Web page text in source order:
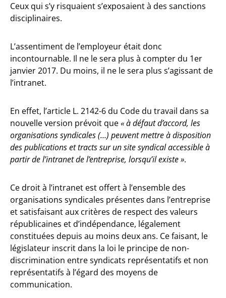
Ceux qui s’y risquaient s’exposaient à des sanctions
disciplinaires.
L’assentiment de l’employeur était donc
incontournable. Il ne le sera plus à compter du 1er
janvier 2017. Du moins, il ne le sera plus s’agissant de
l’intranet.
En effet, l’article L. 2142-6 du Code du travail dans sa
nouvelle version prévoit que« à défaut d’accord, les
organisations syndicales (…) peuvent mettre à disposition
des publications et tracts sur un site syndical accessible à
partir de l’intranet de l’entreprise, lorsqu’il existe ».
Ce droit à l’intranet est offert à l’ensemble des
organisations syndicales présentes dans l’entreprise
et satisfaisant aux critères de respect des valeurs
républicaines et d’indépendance, légalement
constituées depuis au moins deux ans. Ce faisant, le
législateur inscrit dans la loi le principe de non-
discrimination entre syndicats représentatifs et non
représentatifs à l’égard des moyens de
communication.